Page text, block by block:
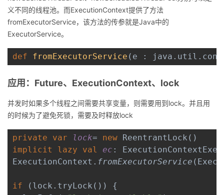
义不同的线程池。而ExecutionContext提供了方法
fromExecutorService，该方法的传参就是Java中的
ExecutorService。
def fromExecutorService (e :
应用： Future、 ExecutionContext、 lock
并发时如果多个线程之间需要共享变量，则需要用到lock。并且用
的时候为了避免死锁，需要及时释放lock
private var lock= new
implicit lazy val ec :
ExecutionContext. fromExecutorService
if
(lock.tryLock()) {